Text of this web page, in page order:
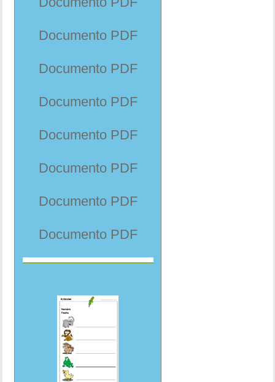
Documento PDF
Documento PDF
Documento PDF
Documento PDF
Documento PDF
Documento PDF
Documento PDF